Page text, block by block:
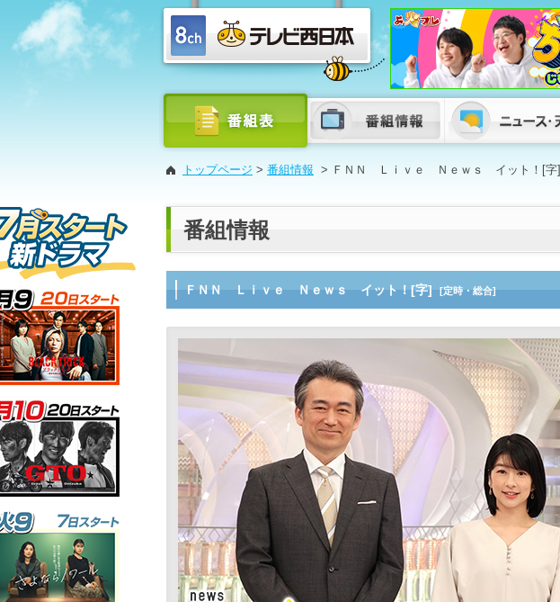
トップページ > 番組情報 > ＦＮＮ Ｌｉｖｅ Ｎｅｗｓ イット！[字]
番組情報
ＦＮＮ Ｌｉｖｅ Ｎｅｗｓ イット！[字] [定時・総合]